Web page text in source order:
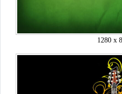
1280 x